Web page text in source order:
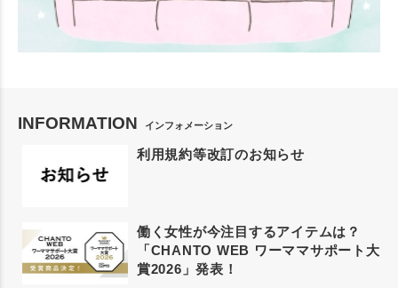
INFORMATION インフォメーション
利用規約等改訂のお知らせ
働く女性が今注目するアイテムは？
「CHANTO WEB ワーママサポート大
賞2026」発表！